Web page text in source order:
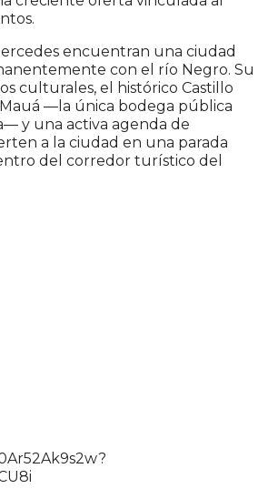
encuentran una ciudad
con el río Negro. Su
culturales, el histórico Castillo
—la única bodega pública
y una activa agenda de
a la ciudad en una parada
del corredor turístico del